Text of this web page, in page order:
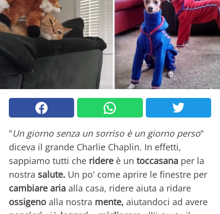
"Un giorno senza un sorriso è un giorno perso"
diceva il grande Charlie Chaplin. In effetti,
sappiamo tutti che ridere è un toccasana per la
nostra salute. Un po' come aprire le finestre per
cambiare aria alla casa, ridere aiuta a ridare
ossigeno alla nostra mente, aiutandoci ad avere